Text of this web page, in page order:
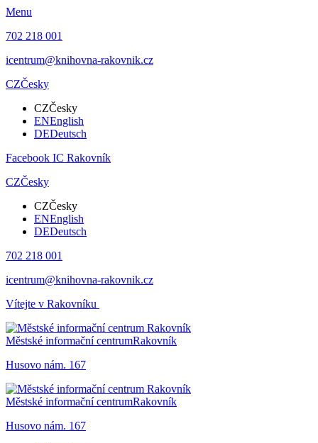
Menu
702 218 001
icentrum@knihovna-rakovnik.cz
CZČesky
CZČesky
ENEnglish
DEDeutsch
Facebook IC Rakovník
CZČesky
CZČesky
ENEnglish
DEDeutsch
702 218 001
icentrum@knihovna-rakovnik.cz
Vítejte v Rakovníku
Městské informační centrumRakovník
Husovo nám. 167
Městské informační centrumRakovník
Husovo nám. 167